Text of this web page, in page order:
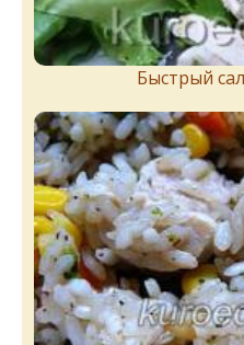
Быстрый